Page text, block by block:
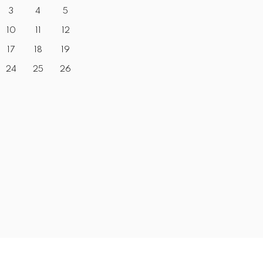
3 4 5
10 12
17 18 19
24 25 26